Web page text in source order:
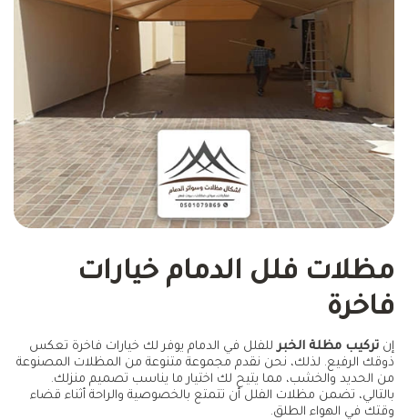
مظلات فلل الدمام خيارات
فاخرة
إن تركيب مظلة الخبرللفلل في الدمام يوفر لك خيارات فاخرة تعكس
ذوقك الرفيع. لذلك، نحن نقدم مجموعة متنوعة من المظلات المصنوعة
من الحديد والخشب، مما يتيح لك اختيار ما يناسب تصميم منزلك.
بالتالي، تضمن مظلات الفلل أن تتمتع بالخصوصية والراحة أثناء قضاء
وقتك في الهواء الطلق.